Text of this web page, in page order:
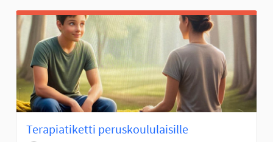
Terapiatiketti peruskoululaisille